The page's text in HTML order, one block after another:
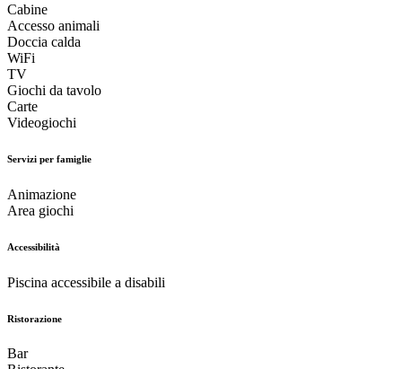
Cabine
Accesso animali
Doccia calda
WiFi
TV
Giochi da tavolo
Carte
Videogiochi
Servizi per famiglie
Animazione
Area giochi
Accessibilità
Piscina accessibile a disabili
Ristorazione
Bar